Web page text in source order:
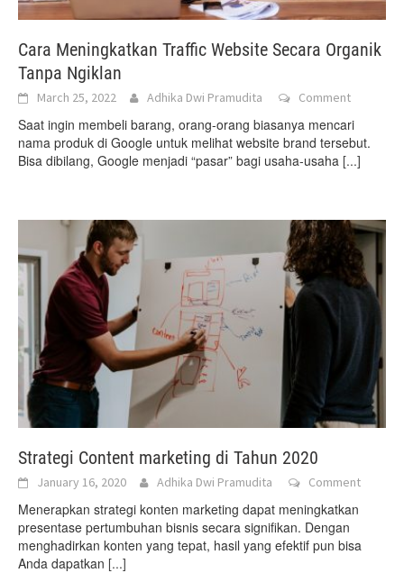
Cara Meningkatkan Traffic Website Secara Organik
Tanpa Ngiklan
March 25, 2022 Adhika Dwi Pramudita Comment
Saat ingin membeli barang, orang-orang biasanya mencari
nama produk di Google untuk melihat website brand tersebut.
Bisa dibilang, Google menjadi “pasar” bagi usaha-usaha [...]
Strategi Content marketing di Tahun 2020
January 16, 2020 Adhika Dwi Pramudita Comment
Menerapkan strategi konten marketing dapat meningkatkan
presentase pertumbuhan bisnis secara signifikan. Dengan
menghadirkan konten yang tepat, hasil yang efektif pun bisa
Anda dapatkan [...]